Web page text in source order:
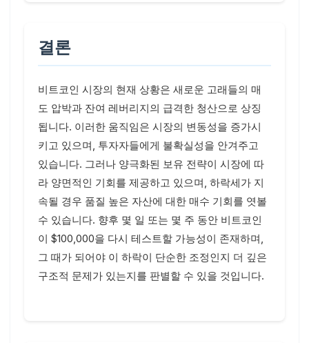
결론
비트코인 시장의 현재 상황은 새로운 고래들의 매
도 압박과 잔여 레버리지의 급격한 청산으로 상징
됩니다. 이러한 움직임은 시장의 변동성을 증가시
키고 있으며, 투자자들에게 불확실성을 안겨주고
있습니다. 그러나 양극화된 보유 전략이 시장에 따
라 양면적인 기회를 제공하고 있으며, 하락세가 지
속될 경우 품질 높은 자산에 대한 매수 기회를 엿볼
수 있습니다. 향후 몇 일 또는 몇 주 동안 비트코인
이 $100,000을 다시 테스트할 가능성이 존재하며,
그 때가 되어야 이 하락이 단순한 조정인지 더 깊은
구조적 문제가 있는지를 판별할 수 있을 것입니다.